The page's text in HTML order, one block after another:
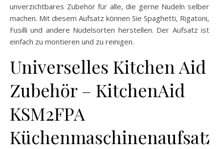
unverzichtbares Zubehör für alle, die gerne Nudeln selber
machen. Mit diesem Aufsatz können Sie Spaghetti, Rigatoni,
Fusilli und andere Nudelsorten herstellen. Der Aufsatz ist
einfach zu montieren und zu reinigen.
Universelles Kitchen Aid
Zubehör – KitchenAid
KSM2FPA
Küchenmaschinenaufsatz